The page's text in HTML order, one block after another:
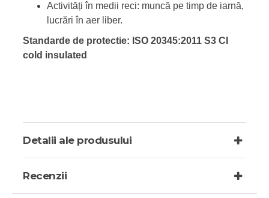
Activități în medii reci: muncă pe timp de iarnă,
lucrări în aer liber.
Standarde de protectie: ISO 20345:2011 S3 CI
cold insulated
Detalii ale produsului
Recenzii